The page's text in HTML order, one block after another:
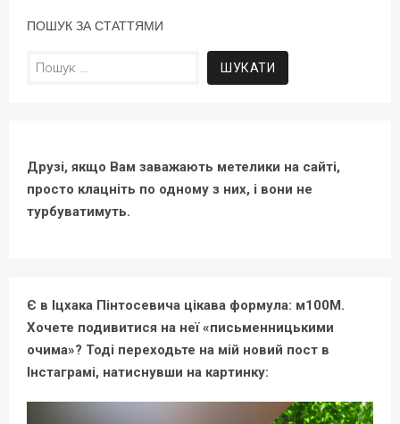
ПОШУК ЗА СТАТТЯМИ
Пошук:
Друзі, якщо Вам заважають метелики на сайті,
просто клацніть по одному з них, і вони не
турбуватимуть.
Є в Іцхака Пінтосевича цікава формула: м100М.
Хочете подивитися на неї «письменницькими
очима»? Тоді переходьте на мій новий пост в
Інстаграмі, натиснувши на картинку: